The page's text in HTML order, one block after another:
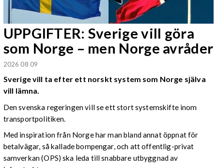
UPPGIFTER: Sverige vill göra
som Norge – men Norge avråder
2026 08 09
Sverige vill ta efter ett norskt system som Norge själva
vill lämna.
Den svenska regeringen vill se ett stort systemskifte inom
transportpolitiken.
Med inspiration från Norge har man bland annat öppnat för
betalvägar, så kallade bompengar, och att offentlig-privat
samverkan (OPS) ska leda till snabbare utbyggnad av